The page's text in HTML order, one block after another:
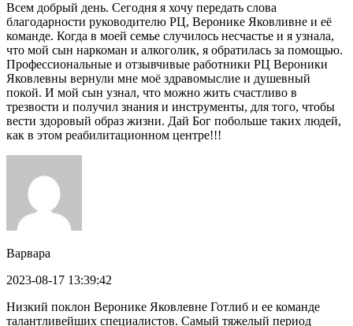
Всем добрый день. Сегодня я хочу передать слова
благодарности руководителю РЦ, Веронике Яковливне и её
команде. Когда в моей семье случилось несчастье и я узнала,
что мой сын наркоман и алкоголик, я обратилась за помощью.
Профессиональные и отзывчивые работники РЦ Вероники
Яковлевны вернули мне моё здравомыслие и душевный
покой. И мой сын узнал, что можно жить счастливо в
трезвости и получил знания и инструменты, для того, чтобы
вести здоровый образ жизни. Дай Бог побольше таких людей,
как в этом реабилитационном центре!!!
Варвара
2023-08-17 13:39:42
Низкий поклон Веронике Яковлевне Готлиб и ее команде
талантливейших специалистов. Самый тяжелый период